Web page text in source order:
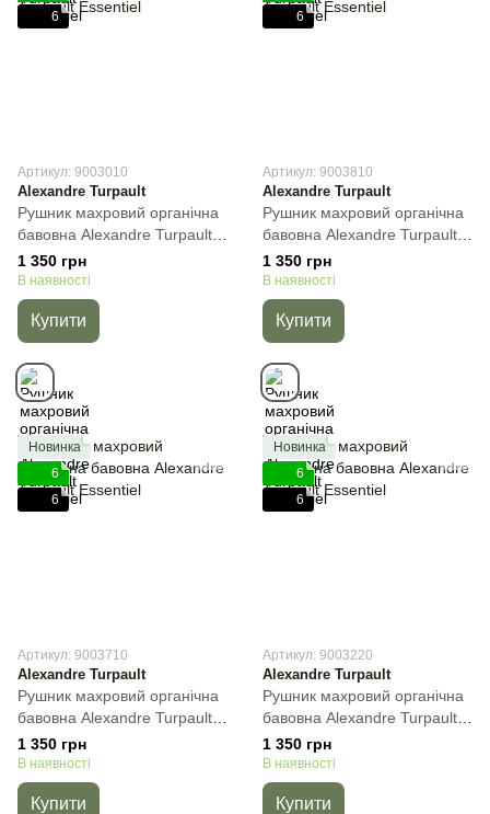
6
Артикул: 9003010
Alexandre Turpault
Рушник махровий органічна
бавовна Alexandre Turpault
Essentiel, Бежевий, 40х60
см, Гостьове
1 350 грн
В наявності
Купити
6
Артикул: 9003810
Alexandre Turpault
Рушник махровий органічна
бавовна Alexandre Turpault
Essentiel, Зелений, 40х60
см, Гостьове
1 350 грн
В наявності
Купити
Новинка
6
6
Артикул: 9003710
Alexandre Turpault
Рушник махровий органічна
бавовна Alexandre Turpault
Essentiel, Світло-сірий,
40х60 см, Гостьове
1 350 грн
В наявності
Купити
Новинка
6
6
Артикул: 9003220
Alexandre Turpault
Рушник махровий органічна
бавовна Alexandre Turpault
Essentiel, Капучіно, 40х60
см, Гостьове
1 350 грн
В наявності
Купити